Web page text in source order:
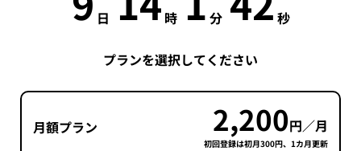
日 時 分 秒
プランを選択してください
月額プラン 2,200円／月
初回登録は初月300円、1カ月更新